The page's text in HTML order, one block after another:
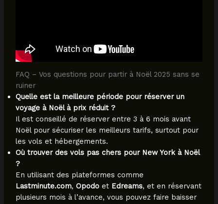
FAQ – Vos questions pour partir à Noël 2025 sans se
ruiner
Quelle est la meilleure période pour réserver un
voyage à Noël à prix réduit ?
Il est conseillé de réserver entre 3 à 6 mois avant
Noël pour sécuriser les meilleurs tarifs, surtout pour
les vols et hébergements.
Où trouver des vols pas chers pour New York à Noël
?
En utilisant des plateformes comme
Lastminute.com, Opodoet Edreams, et en réservant
plusieurs mois à l’avance, vous pouvez faire baisser